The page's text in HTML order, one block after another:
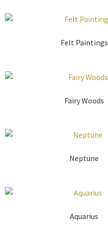
Felt Paintings
Fairy Woods
Neptune
Aquarius